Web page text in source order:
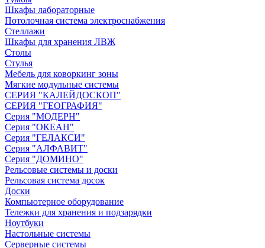
Шкафы лабораторные
Потолочная система электроснабжения
Стеллажи
Шкафы для хранения ЛВЖ
Столы
Стулья
Мебель для коворкинг зоны
Мягкие модульные системы
СЕРИЯ "КАЛЕЙДОСКОП"
СЕРИЯ "ГЕОГРАФИЯ"
Серия "МОДЕРН"
Серия "ОКЕАН"
Серия "ГЕЛАКСИ"
Серия "АЛФАВИТ"
Серия "ДОМИНО"
Рельсовые системы и доски
Рельсовая система досок
Доски
Компьютерное оборудование
Тележки для хранения и подзарядки
Ноутбуки
Настольные системы
Серверные системы